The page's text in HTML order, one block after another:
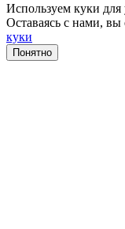
Используем куки для
Оставаясь с нами, вы
куки
Понятно